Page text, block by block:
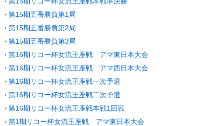
第15期五番勝負第1局
第15期五番勝負第2局
第15期五番勝負第3局
第16期リコー杯女流王座戦 アマ東日本大会
第16期リコー杯女流王座戦 アマ西日本大会
第16期リコー杯女流王座戦一次予選
第16期リコー杯女流王座戦二次予選
第16期リコー杯女流王座戦本戦1回戦
第1期リコー杯女流王座戦 アマ東日本大会